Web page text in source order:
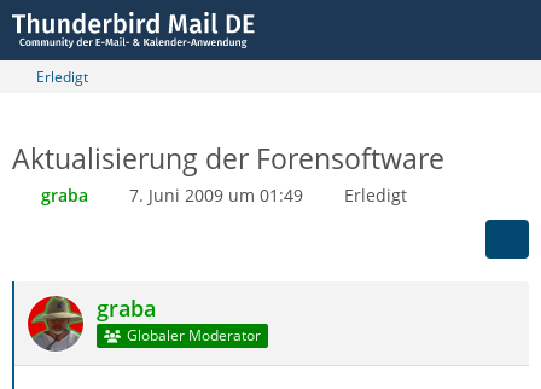
Erledigt
Aktualisierung der Forensoftware
graba 7. Juni 2009 um 01:49 Erledigt
graba
Globaler Moderator